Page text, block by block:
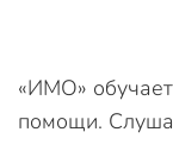
«ИМО»
помощи.